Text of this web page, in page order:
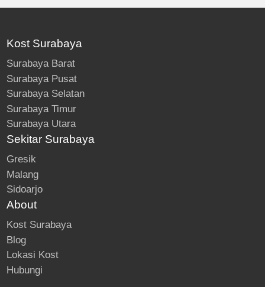
Kost Surabaya
Surabaya Barat
Surabaya Pusat
Surabaya Selatan
Surabaya Timur
Surabaya Utara
Sekitar Surabaya
Gresik
Malang
Sidoarjo
About
Kost Surabaya
Blog
Lokasi Kost
Hubungi